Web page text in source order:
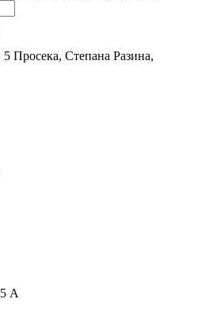
Просека, Степана Разина,
А